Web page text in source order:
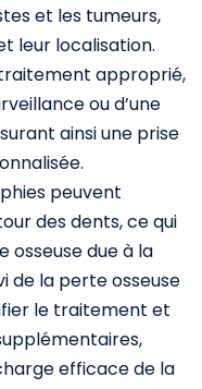
et les tumeurs,
leur localisation.
approprié,
ou d’une
ainsi une prise
peuvent
des dents, ce qui
due à la
de la perte osseuse
le traitement et
efficace de la